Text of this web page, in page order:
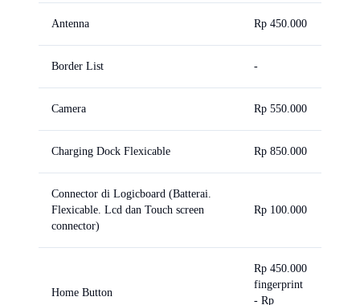
Antenna Rp 450.000
Border List -
Camera Rp 550.000
Charging Dock Flexicable Rp 850.000
Connector di Logicboard (Batterai.
Flexicable. Lcd dan Touch screen
connector)
Rp 100.000
Home Button
Rp 450.000
fingerprint
- Rp